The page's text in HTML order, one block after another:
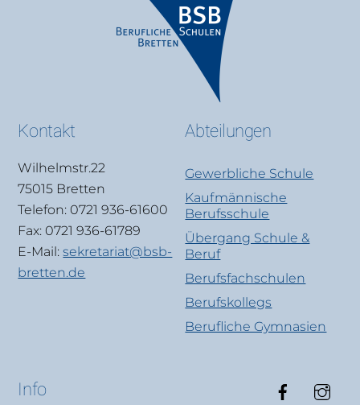
Kontakt
Wilhelmstr.22
75015 Bretten
Telefon: 0721 936-61600
Fax: 0721 936-61789
E-Mail: sekretariat@bsb-
bretten.de
Abteilungen
Gewerbliche Schule
Kaufmännische
Berufsschule
Übergang Schule &
Beruf
Berufsfachschulen
Berufskollegs
Berufliche Gymnasien
Info Facebook